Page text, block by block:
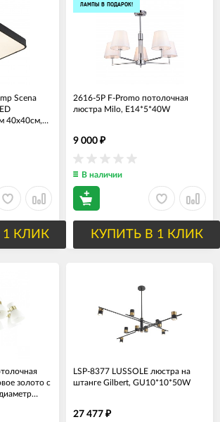
Scena
40х40см,
1 КЛИК
ЛАМПЫ В ПОДАРОК!
2616-5P F-Promo потолочная
люстра Milo, Е14*5*40W
9 000 ₽
В наличии
КУПИТЬ В 1 КЛИК
золото с
LSP-8377 LUSSOLE люстра на
штанге Gilbert, GU10*10*50W
27 477 ₽